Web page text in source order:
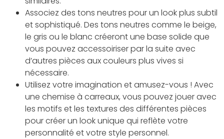
Associez des tons neutres pour un look plus subtil
et sophistiqué. Des tons neutres comme le beige,
le gris ou le blanc créeront une base solide que
vous pouvez accessoiriser par la suite avec
d’autres pièces aux couleurs plus vives si
nécessaire.
Utilisez votre imagination et amusez-vous ! Avec
une chemise à carreaux, vous pouvez jouer avec
les motifs et les textures des différentes pièces
pour créer un look unique qui reflète votre
personnalité et votre style personnel.